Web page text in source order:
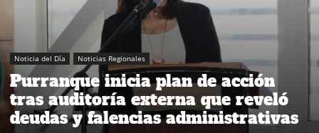
Noticia del Día Noticias Regionales
Purranque inicia plan de acción
tras auditoría externa que reveló
deudas y falencias administrativas